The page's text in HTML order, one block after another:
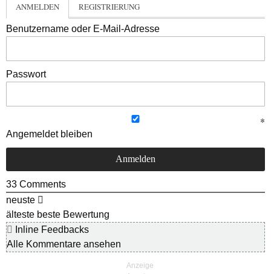
ANMELDEN REGISTRIERUNG
Benutzername oder E-Mail-Adresse
Passwort
Angemeldet bleiben
33 Comments
neuste
älteste beste Bewertung
Inline Feedbacks
Alle Kommentare ansehen